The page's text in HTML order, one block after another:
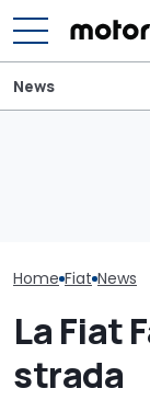
News
Home Fiat News
La Fiat
strada